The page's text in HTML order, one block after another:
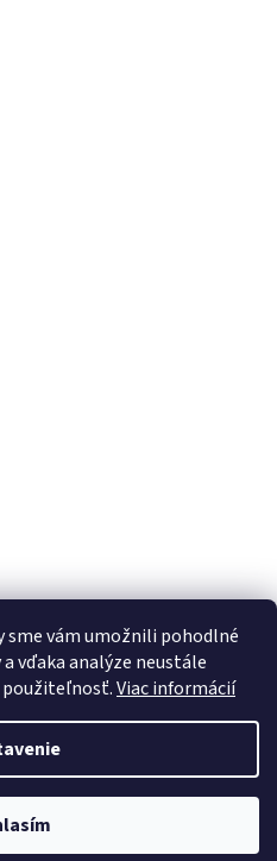
sme vám umožnili pohodlné
vďaka analýze neustále
použiteľnosť.Viac informácií
Shoptet
práva vyhradené.Upraviť
cookies